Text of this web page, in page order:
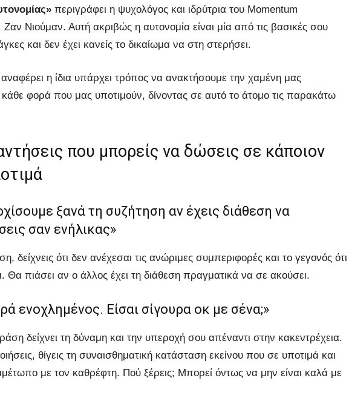
περιγράφει η ψυχολόγος και ιδρύτρια του Momentum
Νιούμαν. Αυτή ακριβώς η αυτονομία είναι μία από τις βασικές σου
και δεν έχει κανείς το δικαίωμα να στη στερήσει.
η ίδια υπάρχει τρόπος να ανακτήσουμε την χαμένη μας
φορά που μας υποτιμούν, δίνοντας σε αυτό το άτομο τις παρακάτω
που μπορείς να δώσεις σε κάποιον
ξανά τη συζήτηση αν έχεις διάθεση να
σαν ενήλικας»
δείχνεις ότι δεν ανέχεσαι τις ανώριμες συμπεριφορές και το γεγονός ότι
Θα πιάσει αν ο άλλος έχει τη διάθεση πραγματικά να σε ακούσει.
ενοχλημένος. Είσαι σίγουρα οκ με σένα;»
δείχνει τη δύναμη και την υπεροχή σου απέναντι στην κακεντρέχεια.
θίγεις τη συναισθηματική κατάσταση εκείνου που σε υποτιμά και
με τον καθρέφτη. Πού ξέρεις; Μπορεί όντως να μην είναι καλά με